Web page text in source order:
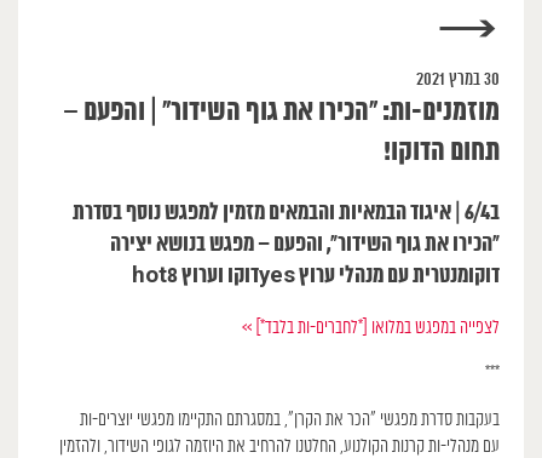
→
30 במרץ 2021
מוזמנים-ות: ״הכירו את גוף השידור״ | והפעם –
תחום הדוקו!
ב6/4 | איגוד הבמאיות והבמאים מזמין למפגש נוסף בסדרת
״הכירו את גוף השידור״, והפעם – מפגש בנושא יצירה
דוקומנטרית עם מנהלי ערוץ yesדוקו וערוץ hot8
לצפייה במפגש במלואו [*לחברים-ות בלבד*] >>
***
בעקבות סדרת מפגשי ״הכר את הקרן״, במסגרתם התקיימו מפגשי יוצרים-ות
עם מנהלי-ות קרנות הקולנוע, החלטנו להרחיב את היוזמה לגופי השידור, ולהזמין